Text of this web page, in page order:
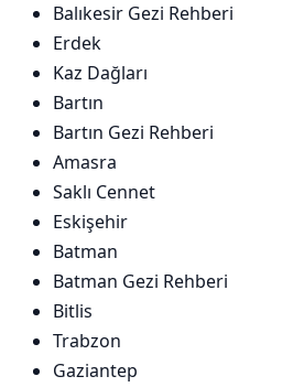
Balıkesir Gezi Rehberi
Erdek
Kaz Dağları
Bartın
Bartın Gezi Rehberi
Amasra
Saklı Cennet
Eskişehir
Batman
Batman Gezi Rehberi
Bitlis
Trabzon
Gaziantep